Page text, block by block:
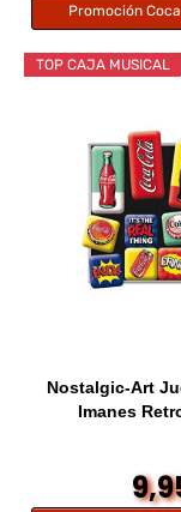
Promoción
TOP CAJA MUSICAL
Nostalgic-Art
Imanes